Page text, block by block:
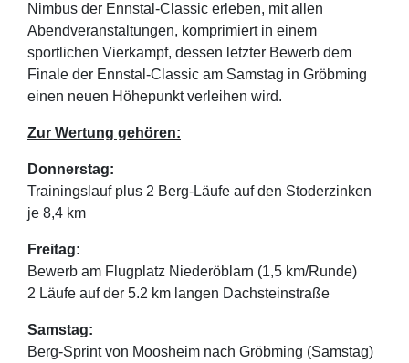
Nimbus der Ennstal-Classic erleben, mit allen
Abendveranstaltungen, komprimiert in einem
sportlichen Vierkampf, dessen letzter Bewerb dem
Finale der Ennstal-Classic am Samstag in Gröbming
einen neuen Höhepunkt verleihen wird.
Zur Wertung gehören:
Donnerstag:
Trainingslauf plus 2 Berg-Läufe auf den Stoderzinken
je 8,4 km
Freitag:
Bewerb am Flugplatz Niederöblarn (1,5 km/Runde)
2 Läufe auf der 5.2 km langen Dachsteinstraße
Samstag:
Berg-Sprint von Moosheim nach Gröbming (Samstag)